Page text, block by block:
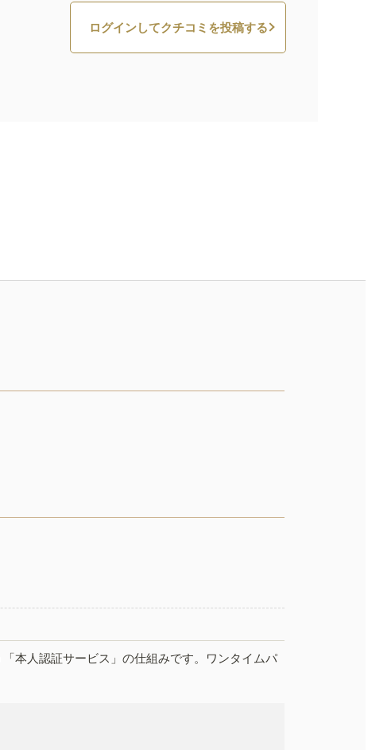
ログインしてクチコミを投稿する
本人認証サービス」の仕組みです。ワンタイムパ